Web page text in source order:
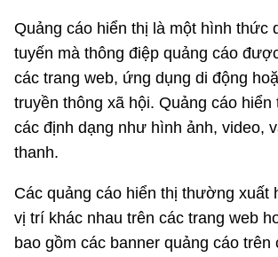
Quảng cáo hiển thị là một hình thức
tuyến mà thông điệp quảng cáo
các trang web, ứng dụng di động
truyền thông xã hội. Quảng cáo hiển
các định dạng như hình ảnh, video,
thanh.
Các quảng cáo hiển thị thường xuất
vị trí khác nhau trên các trang web
bao gồm các banner quảng cáo trên